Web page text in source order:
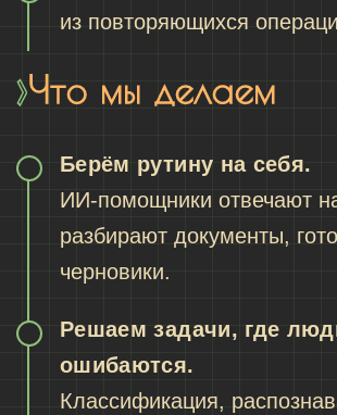
из повторяющихся
Что мы делаем
Берём рутину на себя.
ИИ-помощники отвечают
разбирают документы,
черновики.
Решаем задачи, где
ошибаются.
Классификация,